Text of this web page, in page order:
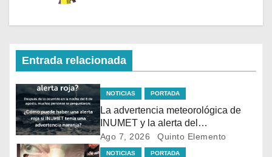
Entrada relacionada
NOTICIAS PORTADA
La advertencia meteorológica de
INUMET y la alerta del
@sinae_oficial no son lo mismo.
Ago 7, 2026 Quinto Elemento
NOTICIAS PORTADA